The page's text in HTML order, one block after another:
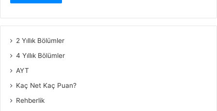
2 Yıllık Bölümler
4 Yıllık Bölümler
AYT
Kaç Net Kaç Puan?
Rehberlik